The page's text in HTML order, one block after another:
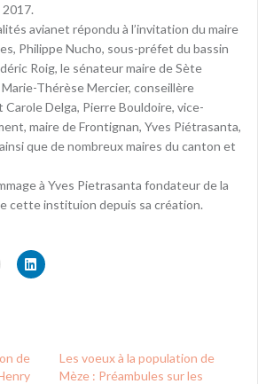
2017.
avianet répondu à l’invitation du maire
Philippe Nucho, sous-préfet du bassin
Roig, le sénateur maire de Sète
Thérèse Mercier, conseillère
Delga, Pierre Bouldoire, vice-
maire de Frontignan, Yves Piétrasanta,
que de nombreux maires du canton et
à Yves Pietrasanta fondateur de la
cette instituion depuis sa création.
de
Les voeux à la population de
Mèze : Préambules sur les